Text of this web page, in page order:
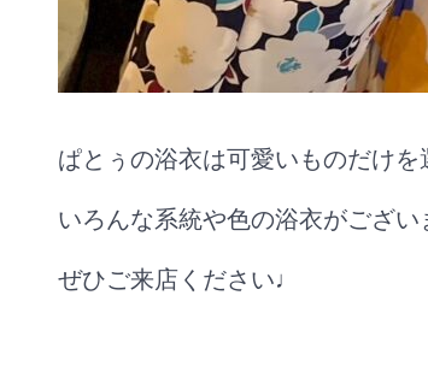
ぱとぅの浴衣は可愛いものだけ
いろんな系統や色の浴衣がござ
ぜひご来店ください♩